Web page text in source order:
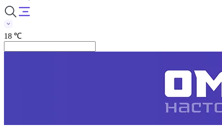
18 ℃